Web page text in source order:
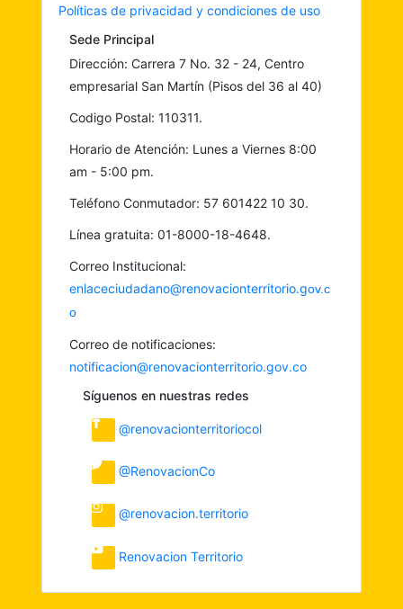
Sede Principal
Dirección: Carrera 7 No. 32 - 24, Centro
empresarial San Martín (Pisos del 36 al 40)
Codigo Postal: 110311.
Horario de Atención: Lunes a Viernes 8:00
am - 5:00 pm.
Teléfono Conmutador: 57 601422 10 30.
Línea gratuita: 01-8000-18-4648.
Correo Institucional:
enlaceciudadano@renovacionterritorio.gov.c
o
Correo de notificaciones:
notificacion@renovacionterritorio.gov.co
Síguenos en nuestras redes
@renovacionterritoriocol
@RenovacionCo
@renovacion.territorio
Renovacion Territorio
Políticas de privacidad y condiciones de uso